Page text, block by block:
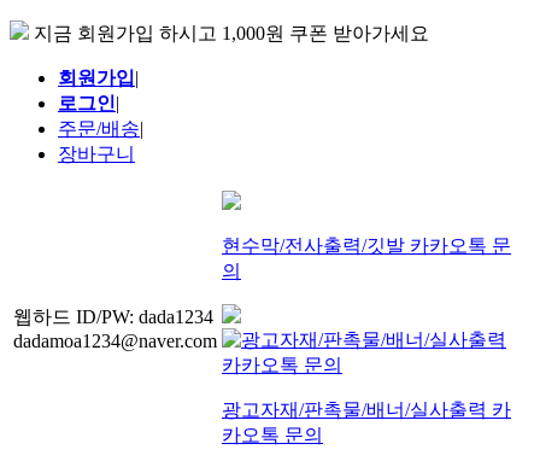
지금 회원가입 하시고 1,000원 쿠폰 받아가세요
회원가입|
로그인|
주문/배송|
장바구니
웹하드 ID/PW: dada1234
dadamoa1234@naver.com
현수막/전사출력/깃발 카카오톡 문
의
광고자재/판촉물/배너/실사출력 카
카오톡 문의